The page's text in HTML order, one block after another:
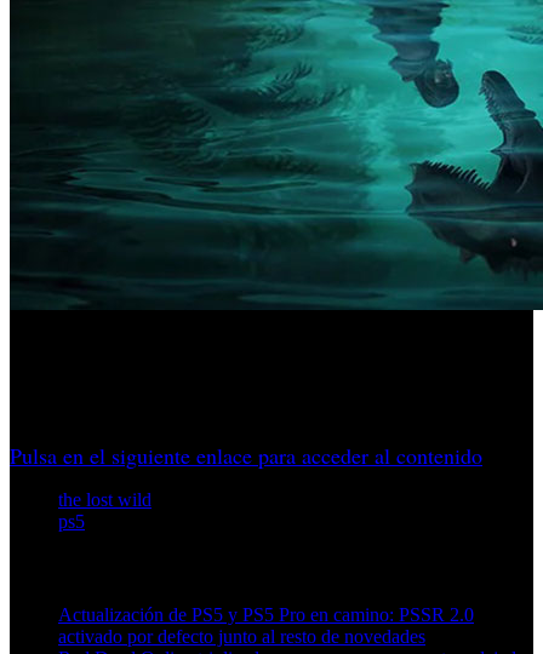
Pulsa en el siguiente enlace para acceder al contenido
the lost wild
ps5
Actualización de PS5 y PS5 Pro en camino: PSSR 2.0
activado por defecto junto al resto de novedades